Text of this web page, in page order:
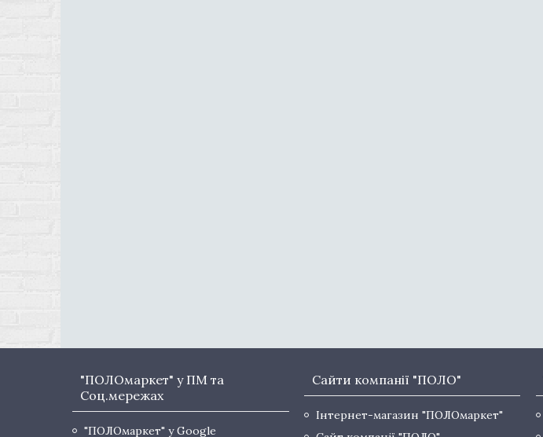
"ПОЛОмаркет" у ПМ та
Соц.мережах
"ПОЛОмаркет" у Google
Сайти компанії "ПОЛО"
Інтернет-магазин "ПОЛОмаркет"